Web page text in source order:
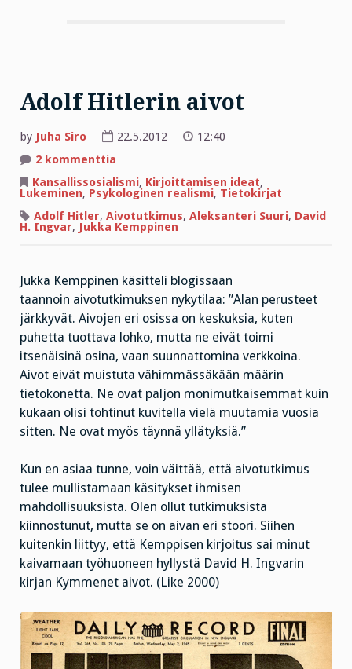
Adolf Hitlerin aivot
by Juha Siro 22.5.2012
12:40
2 kommenttia
Hitlerin
aivot
Kansallissosialismi, Kirjoittamisen ideat,
Lukeminen, Psykologinen realismi, Tietokirjat
Adolf Hitler, Aivotutkimus, Aleksanteri Suuri, David
H. Ingvar, Jukka Kemppinen
Jukka Kemppinen käsitteli blogissaan
taannoin aivotutkimuksen nykytilaa: ”Alan perusteet
järkkyvät. Aivojen eri osissa on keskuksia, kuten
puhetta tuottava lohko, mutta ne eivät toimi
itsenäisinä osina, vaan suunnattomina verkkoina.
Aivot eivät muistuta vähimmässäkään määrin
tietokonetta. Ne ovat paljon monimutkaisemmat kuin
kukaan olisi tohtinut kuvitella vielä muutamia vuosia
sitten. Ne ovat myös täynnä yllätyksiä.”
Kun en asiaa tunne, voin väittää, että aivotutkimus
tulee mullistamaan käsitykset ihmisen
mahdollisuuksista. Olen ollut tutkimuksista
kiinnostunut, mutta se on aivan eri stoori. Siihen
kuitenkin liittyy, että Kemppisen kirjoitus sai minut
kaivamaan työhuoneen hyllystä David H. Ingvarin
kirjan Kymmenet aivot. (Like 2000)